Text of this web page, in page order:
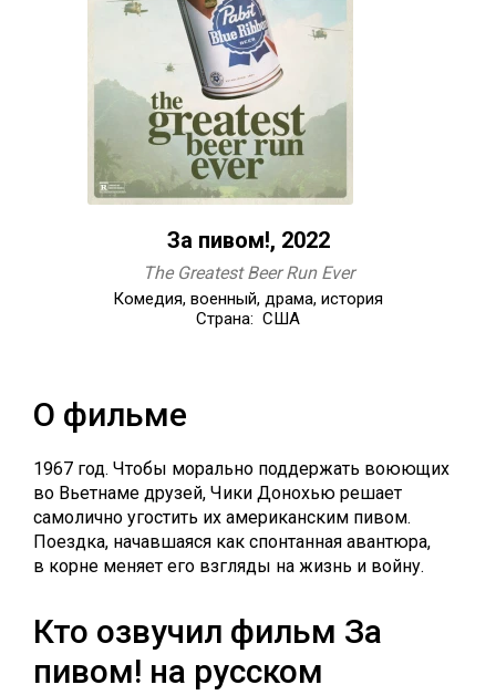
За пивом!, 2022
The Greatest Beer Run Ever
Комедия, военный, драма, история
Страна: США
О фильме
1967 год. Чтобы морально поддержать воюющих
во Вьетнаме друзей, Чики Донохью решает
самолично угостить их американским пивом.
Поездка, начавшаяся как спонтанная авантюра,
в корне меняет его взгляды на жизнь и войну.
Кто озвучил фильм За
пивом! на русском